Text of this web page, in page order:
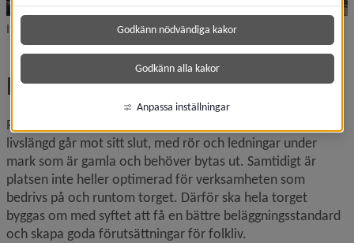
Illustration: White Arkitekter
Renmarkstorget
Renmarkstorget i centrala Umeå är slitet och dess tekniska
livslängd går mot sitt slut, med rör och ledningar under
mark som är gamla och behöver bytas ut. Samtidigt är
platsen inte heller optimerad för verksamheten som
bedrivs på och runtom torget. Därför ska hela torget
byggas om med syftet att få en bättre beläggningsstandard
och skapa goda förutsättningar för folkliv.
Godkänn nödvändiga kakor
Godkänn alla kakor
Anpassa inställningar